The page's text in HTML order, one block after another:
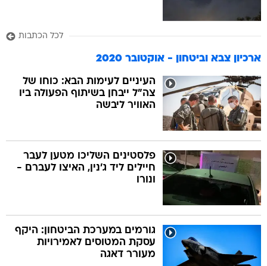
לכל הכתבות
ארכיון צבא וביטחון - אוקטובר 2020
העיניים לעימות הבא: כוחו של
צה"ל ייבחן בשיתוף הפעולה ביו
האוויר ליבשה
פלסטינים השליכו מטען לעבר
חיילים ליד ג'נין, האיצו לעברם -
ונורו
גורמים במערכת הביטחון: היקף
עסקת המטוסים לאמירויות
מעורר דאגה